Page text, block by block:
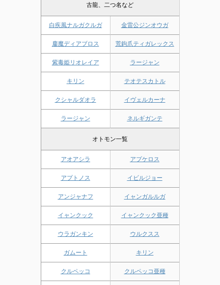
古龍、二つ名など
白疾風ナルガクルガ 金雷公ジンオウガ
鏖魔ディアブロス 荒鉤爪ティガレックス
紫毒姫リオレイア ラージャン
キリン テオテスカトル
クシャルダオラ イヴェルカーナ
ラージャン ネルギガンテ
オトモン一覧
アオアシラ アプケロス
アプトノス イビルジョー
アンジャナフ イャンガルルガ
イャンクック イャンクック亜種
ウラガンキン ウルクスス
ガムート キリン
クルペッコ クルペッコ亜種